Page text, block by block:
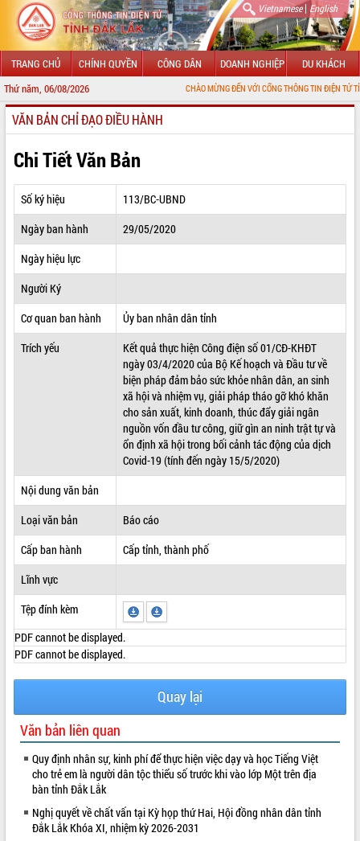
Vietnamese| English
TRANG CHỦ CHÍNH QUYỀN CÔNG DÂN DOANH NGHIỆP DU KHÁCH
Thứ năm, 06/08/2026 CHÀO MỪNG ĐẾN VỚI CỔNG THÔNG TIN ĐIỆN TỬ TỈNH ĐẮK LẮK
GIỚI THIỆU
LÃNH ĐẠO UBND TỈNH
TIN TỨC SỰ KIỆN
SỞ, BAN, NGÀNH
THÔNG TIN CHỈ ĐẠO ĐIỀU HÀNH
HỆ THỐNG VĂN BẢN
VĂN BẢN HĐND TỈNH
VIDEO
Loading the player...
Lễ truy tặng danh hiệu “Bà Mẹ Việt
Nam Anh hùng” và trao Huân chương
Lao động
VĂN BẢN CHỈ ĐẠO ĐIỀU HÀNH
Chi Tiết Văn Bản
Số ký hiệu
113/BC-UBND
Ngày ban hành
29/05/2020
Ngày hiệu lực
Người Ký
Cơ quan ban hành
Ủy ban nhân dân tỉnh
Trích yếu
Kết quả thực hiện Công điện số 01/CĐ-KHĐT
ngày 03/4/2020 của Bộ Kế hoạch và Đầu tư về
biện pháp đảm bảo sức khỏe nhân dân, an sinh
xã hội và nhiệm vụ, giải pháp tháo gỡ khó khăn
cho sản xuất, kinh doanh, thúc đẩy giải ngân
nguồn vốn đầu tư công, giữ gìn an ninh trật tự và
ổn định xã hội trong bối cảnh tác động của dịch
Covid-19 (tính đến ngày 15/5/2020)
Nội dung văn bản
Loại văn bản
Báo cáo
Cấp ban hành
Cấp tỉnh, thành phố
Lĩnh vực
Tệp đính kèm
PDF cannot be displayed.
PDF cannot be displayed.
Quay lại
Văn bản liên quan
Quy định nhân sự, kinh phí để thực hiện việc dạy và học Tiếng Việt
cho trẻ em là người dân tộc thiểu số trước khi vào lớp Một trên địa
bàn tỉnh Đắk Lắk
Nghị quyết về chất vấn tại Kỳ họp thứ Hai, Hội đồng nhân dân tỉnh
Đắk Lắk Khóa XI, nhiệm kỳ 2026-2031